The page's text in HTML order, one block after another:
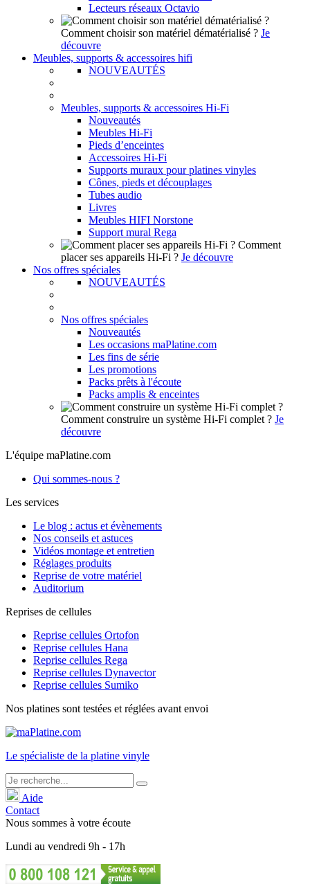
Lecteurs réseaux Octavio
Comment choisir son matériel dématérialisé ? Je
découvre
Meubles, supports & accessoires hifi
NOUVEAUTÉS
Meubles, supports & accessoires Hi-Fi
Nouveautés
Meubles Hi-Fi
Pieds d’enceintes
Accessoires Hi-Fi
Supports muraux pour platines vinyles
Cônes, pieds et découplages
Tubes audio
Livres
Meubles HIFI Norstone
Support mural Rega
Comment
placer ses appareils Hi-Fi ? Je découvre
Nos offres spéciales
NOUVEAUTÉS
Nos offres spéciales
Nouveautés
Les occasions maPlatine.com
Les fins de série
Les promotions
Packs prêts à l'écoute
Packs amplis & enceintes
Comment construire un système Hi-Fi complet ? Je
découvre
L'équipe maPlatine.com
Qui sommes-nous ?
Les services
Le blog : actus et évènements
Nos conseils et astuces
Vidéos montage et entretien
Réglages produits
Reprise de votre matériel
Auditorium
Reprises de cellules
Reprise cellules Ortofon
Reprise cellules Hana
Reprise cellules Rega
Reprise cellules Dynavector
Reprise cellules Sumiko
Nos platines sont testées et réglées avant envoi
Le spécialiste de la platine vinyle
Aide
Contact
Nous sommes à votre écoute
Lundi au vendredi 9h - 17h